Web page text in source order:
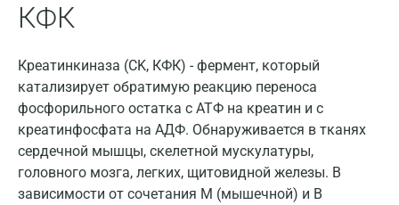
КФК
Креатинкиназа (CK, КФК) - фермент, который
катализирует обратимую реакцию переноса
фосфорильного остатка с АТФ на креатин и с
креатинфосфата на АДФ. Обнаруживается в тканях
сердечной мышцы, скелетной мускулатуры,
головного мозга, легких, щитовидной железы. В
зависимости от сочетания М (мышечной) и В
Барнаул
Великий Новгород
Видное
Владимир
Волгоград